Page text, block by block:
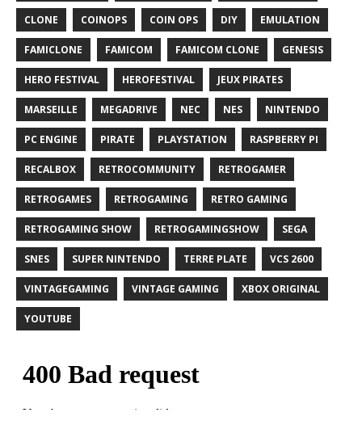
CLONE COINOPS COIN OPS DIY EMULATION
FAMICLONE FAMICOM FAMICOM CLONE GENESIS
HERO FESTIVAL HEROFESTIVAL JEUX PIRATES
MARSEILLE MEGADRIVE NEC NES NINTENDO
PC ENGINE PIRATE PLAYSTATION RASPBERRY PI
RECALBOX RETROCOMMUNITY RETROGAMER
RETROGAMES RETROGAMING RETRO GAMING
RETROGAMING SHOW RETROGAMINGSHOW SEGA
SNES SUPER NINTENDO TERRE PLATE VCS 2600
VINTAGEGAMING VINTAGE GAMING XBOX ORIGINAL
YOUTUBE